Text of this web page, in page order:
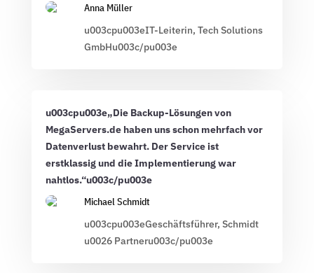
Anna Müller
u003cpu003eIT-Leiterin, Tech Solutions
GmbHu003c/pu003e
u003cpu003e„Die Backup-Lösungen von
MegaServers.de haben uns schon mehrfach vor
Datenverlust bewahrt. Der Service ist
erstklassig und die Implementierung war
nahtlos.“u003c/pu003e
Michael Schmidt
u003cpu003eGeschäftsführer, Schmidt
u0026 Partneru003c/pu003e